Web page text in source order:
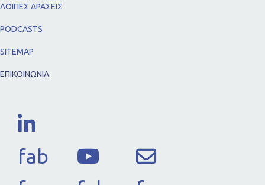
ΛΟΙΠΕΣ ΔΡΑΣΕΙΣ
PODCASTS
SITEMAP
ΕΠΙΚΟΙΝΩΝΙΑ
fab